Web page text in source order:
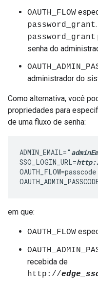
OAUTH_FLOW
password_grant
password_grant
senha do
administrador do
Como alternativa, você
propriedades para
de uma fluxo de senha:
ADMIN_EMAIL="
SSO_LOGIN_URL=
OAUTH_FLOW=passcode
em que:
OAUTH_FLOW
recebida de
http://